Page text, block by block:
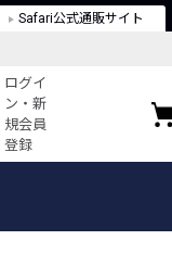
Safari公式通販サイト
ログイ
ン・新
規会員
登録
お気